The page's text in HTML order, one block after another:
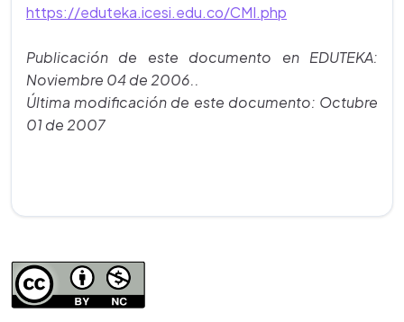
https://eduteka.icesi.edu.co/CMI.php
Publicación de este documento en EDUTEKA:
Noviembre 04 de 2006..
Última modificación de este documento: Octubre
01 de 2007